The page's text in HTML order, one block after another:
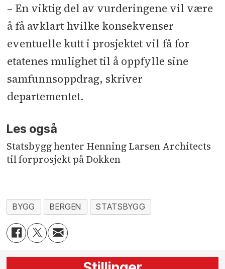
– En viktig del av vurderingene vil være
å få avklart hvilke konsekvenser
eventuelle kutt i prosjektet vil få for
etatenes mulighet til å oppfylle sine
samfunnsoppdrag, skriver
departementet.
Les også
Statsbygg henter Henning Larsen Architects
til forprosjekt på Dokken
BYGG BERGEN STATSBYGG